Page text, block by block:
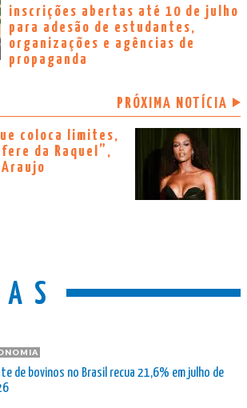
inscrições abertas até 10 de julho
para adesão de estudantes,
organizações e agências de
propaganda
PRÓXIMA NOTÍCIA
coloca limites,
da Raquel”,
de bovinos no Brasil recua 21,6% em julho de